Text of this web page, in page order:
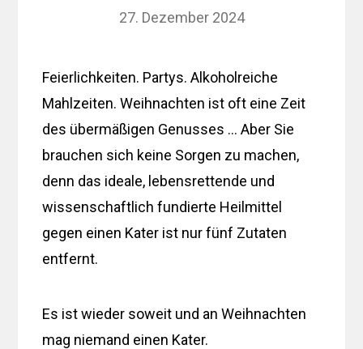
27. Dezember 2024
Feierlichkeiten. Partys. Alkoholreiche
Mahlzeiten. Weihnachten ist oft eine Zeit
des übermäßigen Genusses … Aber Sie
brauchen sich keine Sorgen zu machen,
denn das ideale, lebensrettende und
wissenschaftlich fundierte Heilmittel
gegen einen Kater ist nur fünf Zutaten
entfernt.
Es ist wieder soweit und an Weihnachten
mag niemand einen Kater.